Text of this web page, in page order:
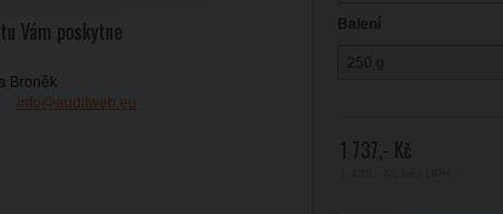
Vám poskytne
Broněk
info@auditweb.eu
Balení
1 737,- Kč